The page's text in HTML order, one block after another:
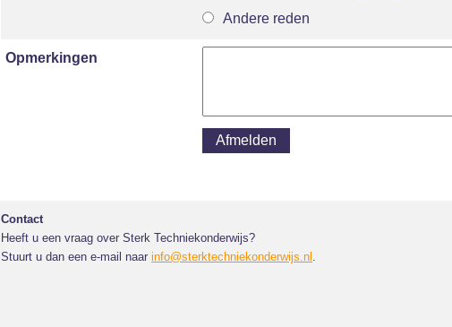
Andere reden
Opmerkingen
Contact
Heeft u een vraag over Sterk Techniekonderwijs?
Stuurt u dan een e-mail naar info@sterktechniekonderwijs.nl .